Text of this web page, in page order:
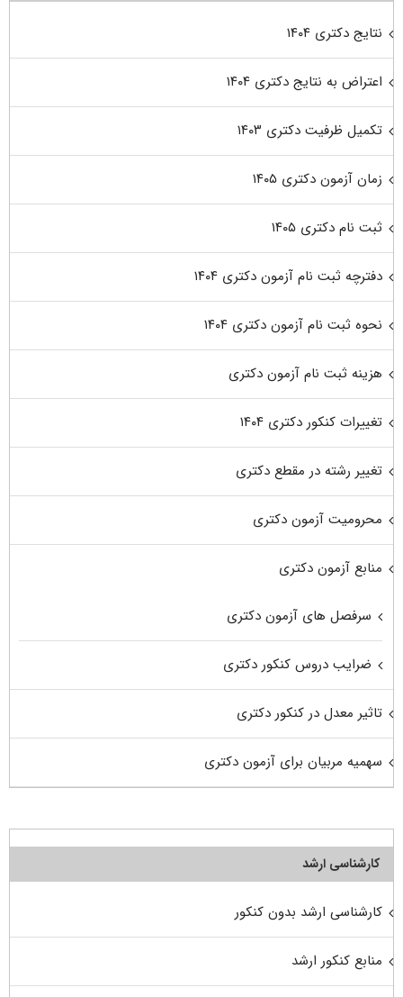
نتایج دکتری ۱۴۰۴
اعتراض به نتایج دکتری ۱۴۰۴
تکمیل ظرفیت دکتری ۱۴۰۳
زمان آزمون دکتری ۱۴۰۵
ثبت نام دکتری ۱۴۰۵
دفترچه ثبت نام آزمون دکتری ۱۴۰۴
نحوه ثبت نام آزمون دکتری ۱۴۰۴
هزینه ثبت نام آزمون دکتری
تغییرات کنکور دکتری ۱۴۰۴
تغییر رشته در مقطع دکتری
محرومیت آزمون دکتری
منابع آزمون دکتری
سرفصل های آزمون دکتری
ضرایب دروس کنکور دکتری
تاثیر معدل در کنکور دکتری
سهمیه مربیان برای آزمون دکتری
کارشناسی ارشد
کارشناسی ارشد بدون کنکور
منابع کنکور ارشد